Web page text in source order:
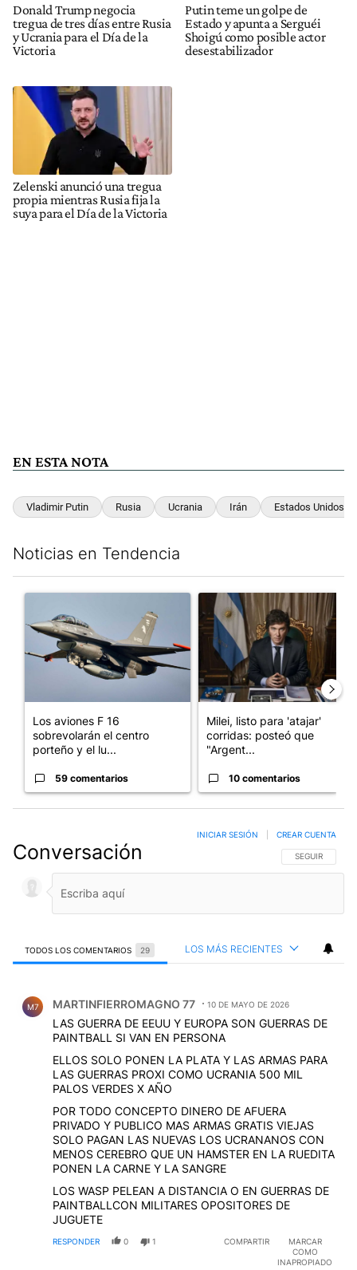
Donald Trump negocia
tregua de tres días entre Rusia
y Ucrania para el Día de la
Victoria
Putin teme un golpe de
Estado y apunta a Serguéi
Shoigú como posible actor
desestabilizador
Zelenski anunció una tregua
propia mientras Rusia fija la
suya para el Día de la Victoria
EN ESTA NOTA
Vladimir Putin Rusia Ucrania Irán Estados Unidos
Noticias en Tendencia
Un artículo de tendencia con el título "Los aviones F 16
Los aviones F 16
sobrevolarán el centro
porteño y el lu...
59 comentarios
Un artículo de tendencia
Milei, listo para 'atajar'
corridas: posteó que
"Argent...
10 comentarios
Conversación SIGA ESTA
SEGUIR
INICIAR SESIÓN CREAR CUENTA
TODOS LOS COMENTARIOS 29 LOS MÁS RECIENTES
M7 MARTINFIERROMAGNO 77 10 DE MAYO DE 2026
LAS GUERRA DE EEUU Y EUROPA SON GUERRAS DE
PAINTBALL SI VAN EN PERSONA
ELLOS SOLO PONEN LA PLATA Y LAS ARMAS PARA
LAS GUERRAS PROXI COMO UCRANIA 500 MIL
PALOS VERDES X AÑO
POR TODO CONCEPTO DINERO DE AFUERA
PRIVADO Y PUBLICO MAS ARMAS GRATIS VIEJAS
SOLO PAGAN LAS NUEVAS LOS UCRANANOS CON
MENOS CEREBRO QUE UN HAMSTER EN LA RUEDITA
PONEN LA CARNE Y LA SANGRE
LOS WASP PELEAN A DISTANCIA O EN GUERRAS DE
PAINTBALLCON MILITARES OPOSITORES DE
JUGUETE
RESPONDER 0 1 COMPARTIR
MARCAR
COMO
INAPROPIADO